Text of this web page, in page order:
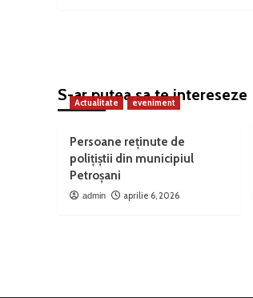
scăpat
din
de
probe
S-ar putea sa te intereseze
Actualitate eveniment
Persoane reținute de
polițiștii din municipiul
Petroșani
admin aprilie 6, 2026